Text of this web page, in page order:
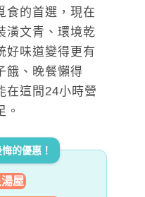
食的首選，現在
潢文青、環境乾
好味道變得更有
餓、晚餐懶得
在這間24小時營
。
的優惠！
屋